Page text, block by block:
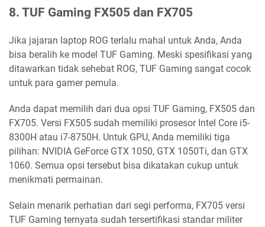
8. TUF Gaming FX505 dan FX705
Jika jajaran laptop ROG terlalu mahal untuk Anda, Anda
bisa beralih ke model TUF Gaming. Meski spesifikasi yang
ditawarkan tidak sehebat ROG, TUF Gaming sangat cocok
untuk para gamer pemula.
Anda dapat memilih dari dua opsi TUF Gaming, FX505 dan
FX705. Versi FX505 sudah memiliki prosesor Intel Core i5-
8300H atau i7-8750H. Untuk GPU, Anda memiliki tiga
pilihan: NVIDIA GeForce GTX 1050, GTX 1050Ti, dan GTX
1060. Semua opsi tersebut bisa dikatakan cukup untuk
menikmati permainan.
Selain menarik perhatian dari segi performa, FX705 versi
TUF Gaming ternyata sudah tersertifikasi standar militer